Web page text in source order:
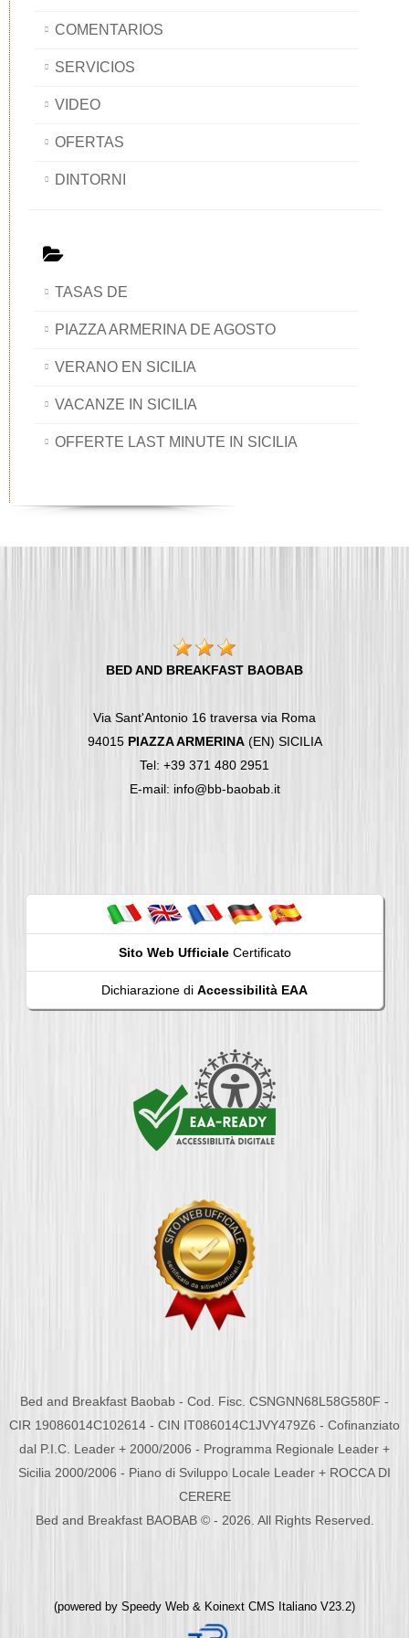
COMENTARIOS
SERVICIOS
VIDEO
OFERTAS
DINTORNI
TASAS DE
PIAZZA ARMERINA DE AGOSTO
VERANO EN SICILIA
VACANZE IN SICILIA
OFFERTE LAST MINUTE IN SICILIA
BED AND BREAKFAST BAOBAB
Via Sant'Antonio 16 traversa via Roma
94015 PIAZZA ARMERINA(EN) SICILIA
Tel: +39 371 480 2951
E-mail: info@bb-baobab.it
Sito Web UfficialeCertificato
Dichiarazione di Accessibilità EAA
Bed and Breakfast Baobab - Cod. Fisc. CSNGNN68L58G580F -
CIR 19086014C102614 - CIN IT086014C1JVY479Z6 - Cofinanziato
dal P.I.C. Leader + 2000/2006 - Programma Regionale Leader +
Sicilia 2000/2006 - Piano di Sviluppo Locale Leader + ROCCA DI
CERERE
Bed and Breakfast BAOBAB © - 2026. All Rights Reserved.
(powered by Speedy Web & Koinext CMS Italiano V23.2)